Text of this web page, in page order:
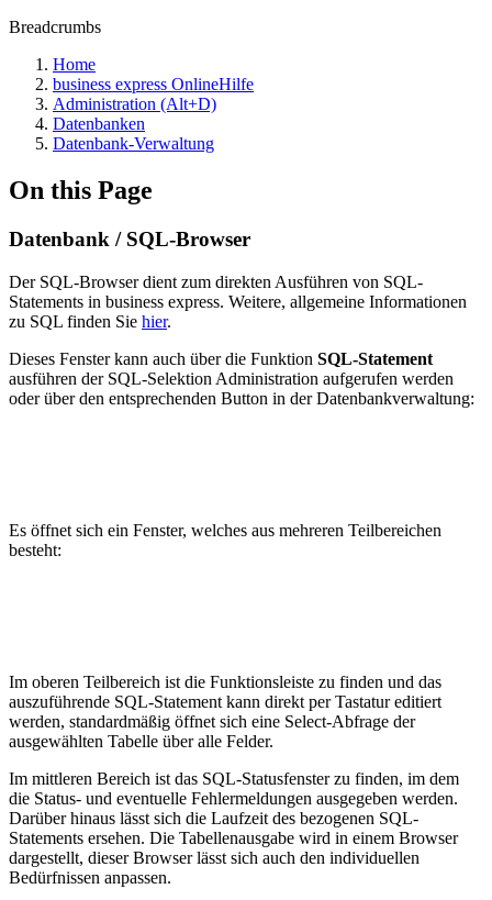
Breadcrumbs
Home
business express OnlineHilfe
Administration (Alt+D)
Datenbanken
Datenbank-Verwaltung
On this Page
Datenbank / SQL-Browser
Der SQL-Browser dient zum direkten Ausführen von SQL-
Statements in business express. Weitere, allgemeine Informationen
zu SQL finden Sie hier.
Dieses Fenster kann auch über die Funktion SQL-Statement
ausführen der SQL-Selektion Administration aufgerufen werden
oder über den entsprechenden Button in der Datenbankverwaltung:
Es öffnet sich ein Fenster, welches aus mehreren Teilbereichen
besteht:
Im oberen Teilbereich ist die Funktionsleiste zu finden und das
auszuführende SQL-Statement kann direkt per Tastatur editiert
werden, standardmäßig öffnet sich eine Select-Abfrage der
ausgewählten Tabelle über alle Felder.
Im mittleren Bereich ist das SQL-Statusfenster zu finden, im dem
die Status- und eventuelle Fehlermeldungen ausgegeben werden.
Darüber hinaus lässt sich die Laufzeit des bezogenen SQL-
Statements ersehen. Die Tabellenausgabe wird in einem Browser
dargestellt, dieser Browser lässt sich auch den individuellen
Bedürfnissen anpassen.